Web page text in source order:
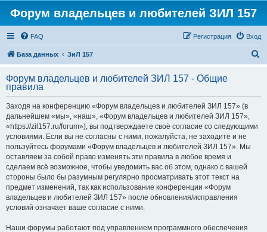
Форум владельцев и любителей ЗИЛ 157
FAQ Вход
Регистрация
База данных ЗиЛ 157
с
Форум владельцев и любителей ЗИЛ 157 - Общие
правила
Заходя на конференцию «Форум владельцев и любителей ЗИЛ 157» (в
дальнейшем «мы», «наш», «Форум владельцев и любителей ЗИЛ 157»,
«https://zil157.ru/forum»), вы подтверждаете своё согласие со следующими
условиями. Если вы не согласны с ними, пожалуйста, не заходите и не
пользуйтесь форумами «Форум владельцев и любителей ЗИЛ 157». Мы
оставляем за собой право изменять эти правила в любое время и
сделаем всё возможное, чтобы уведомить вас об этом, однако с вашей
стороны было бы разумным регулярно просматривать этот текст на
предмет изменений, так как использование конференции «Форум
владельцев и любителей ЗИЛ 157» после обновления/исправления
условий означает ваше согласие с ними.
Наши форумы работают под управлением программного обеспечения